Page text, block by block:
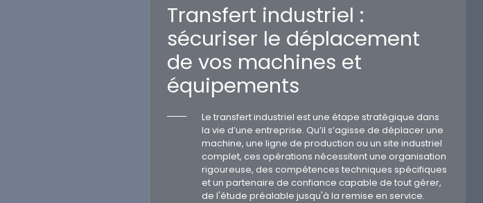
Transfert industriel :
sécuriser le déplacement
de vos machines et
équipements
Le transfert industriel est une étape stratégique dans
la vie d’une entreprise. Qu’il s’agisse de déplacer une
machine, une ligne de production ou un site industriel
complet, ces opérations nécessitent une organisation
rigoureuse, des compétences techniques spécifiques
et un partenaire de confiance capable de tout gérer,
de l'étude préalable jusqu'à la remise en service.